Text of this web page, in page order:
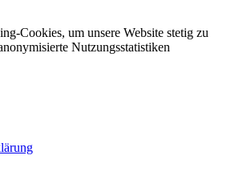
Cookies, um unsere Website stetig zu
Nutzungsstatistiken